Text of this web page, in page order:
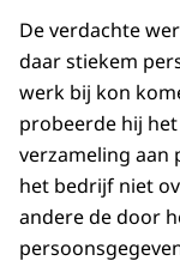
De verdachte
daar stiekem
werk bij kon
probeerde hij
verzameling aan
het bedrijf niet
andere de door